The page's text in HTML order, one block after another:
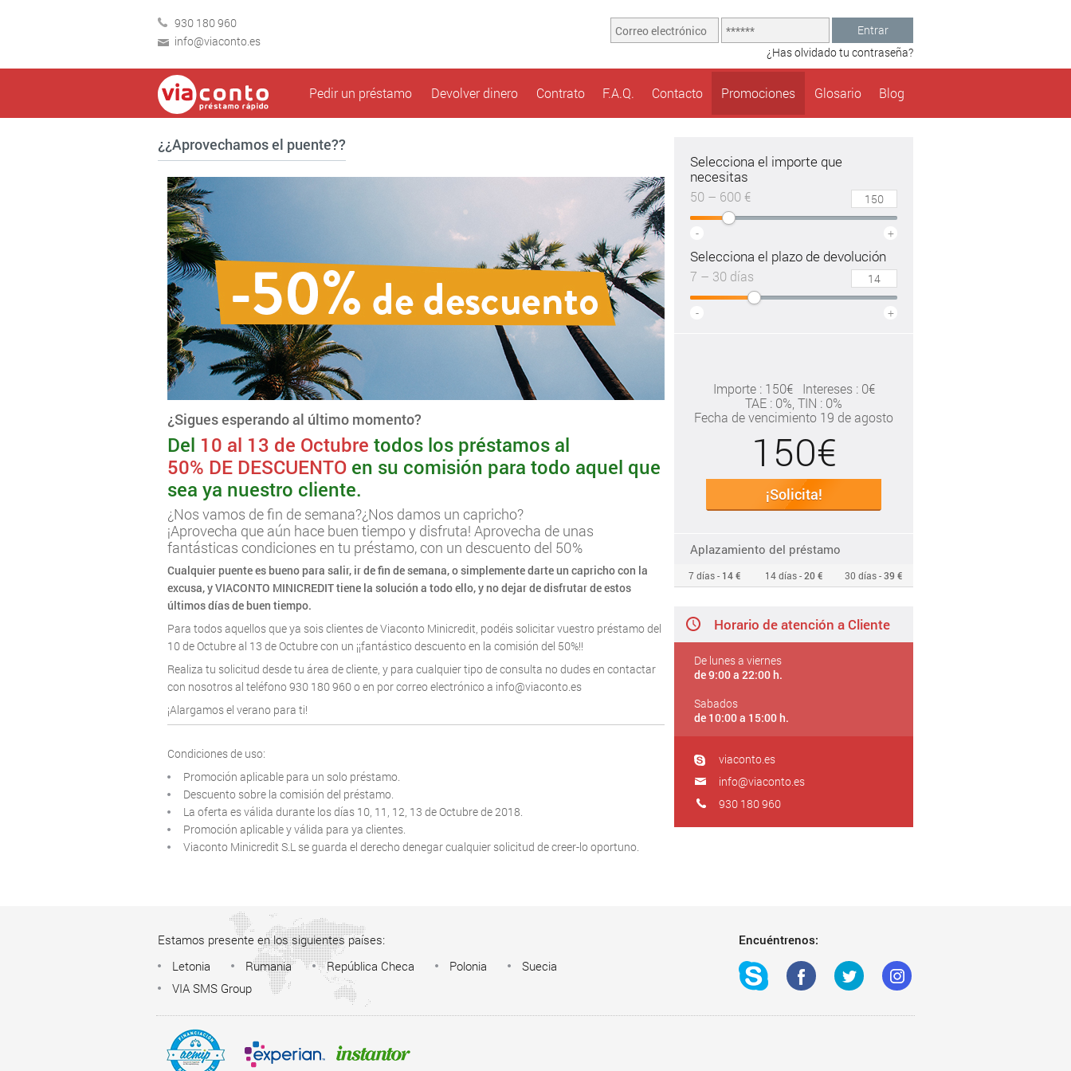
930 180 960
info@viaconto.es
Entrar
¿Has olvidado tu contraseña?
Pedir un préstamo Devolver dinero Contrato F.A.Q. Contacto Promociones Glosario Blog
¿¿Aprovechamos el puente??
¿Sigues esperando al último momento?
Del 10 al 13 de Octubre todos los préstamos al
50% DE DESCUENTO en su comisión para todo aquel que
sea ya nuestro cliente.
¿Nos vamos de fin de semana?¿Nos damos un capricho?
¡Aprovecha que aún hace buen tiempo y disfruta! Aprovecha de unas
fantásticas condiciones en tu préstamo, con un descuento del 50%
Cualquier puente es bueno para salir, ir de fin de semana, o simplemente darte un capricho con la
excusa, y VIACONTO MINICREDIT tiene la solución a todo ello, y no dejar de disfrutar de estos
últimos días de buen tiempo.
Para todos aquellos que ya sois clientes de Viaconto Minicredit, podéis solicitar vuestro préstamo del
10 de Octubre al 13 de Octubre con un ¡¡fantástico descuento en la comisión del 50%!!
Realiza tu solicitud desde tu área de cliente, y para cualquier tipo de consulta no dudes en contactar
con nosotros al teléfono 930 180 960 o en por correo electrónico a info@viaconto.es
¡Alargamos el verano para ti!
Condiciones de uso:
Promoción aplicable para un solo préstamo.
Descuento sobre la comisión del préstamo.
La oferta es válida durante los días 10, 11, 12, 13 de Octubre de 2018.
Promoción aplicable y válida para ya clientes.
Viaconto Minicredit S.L se guarda el derecho denegar cualquier solicitud de creer-lo oportuno.
Selecciona el importe que
necesitas
50 – 600 €
- +
Selecciona el plazo de devolución
7 – 30 días
- +
Importe : 150€
Intereses : 0€
TAE : 0% , TIN : 0%
Fecha de vencimiento 19 de agosto
150€
¡Solicita!
Aplazamiento del préstamo
7 días - 14 € 14 días -20 € 30 días -39 €
Horario de atención a Cliente
De lunes a viernes
de 9:00 a 22:00 h.
Sabados
de 10:00 a 15:00 h.
viaconto.es
info@viaconto.es
930 180 960
Estamos presente en los siguientes países:
Letonia
Rumania República Checa Polonia
Suecia
VIA SMS Group
Encuéntrenos: